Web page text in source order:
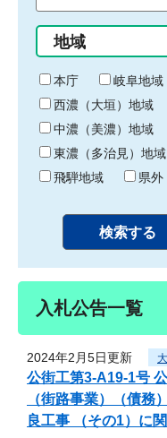
始
り
間
終
わ
り
地域
本庁
岐阜地域
西濃（大垣）地域
中濃（美濃）地域
東濃（多治見）地域
飛騨地域
県外
入札公告一覧
2024年2月5日更新
公街工第3-A19-1号
（街路事業）（債
良工事 （その1）に